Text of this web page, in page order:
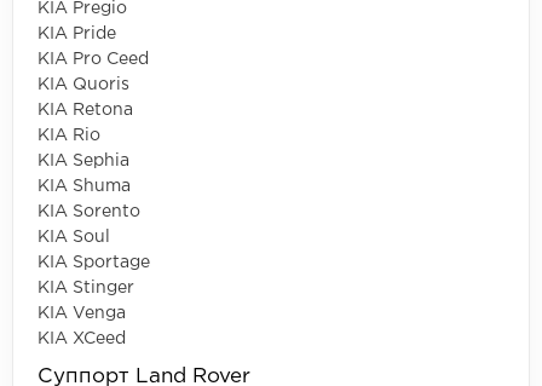
KIA Pregio
KIA Pride
KIA Pro Ceed
KIA Quoris
KIA Retona
KIA Rio
KIA Sephia
KIA Shuma
KIA Sorento
KIA Soul
KIA Sportage
KIA Stinger
KIA Venga
KIA XCeed
Суппорт Land Rover